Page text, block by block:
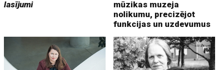
lasījumi
mūzikas muzeja
nolikumu, precizējot
funkcijas un uzdevumus